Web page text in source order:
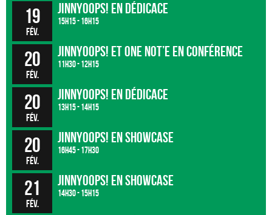
19
fév.
JinnyOops! en dédicace
15h15 - 16h15
20
fév.
JinnyOops! et ONE NOT’E en conférence
11h30 - 12h15
20
fév.
JinnyOops! en dédicace
13h15 - 14h15
20
fév.
JinnyOops! en showcase
16h45 - 17h30
21
fév.
JinnyOops! en showcase
14h30 - 15h15